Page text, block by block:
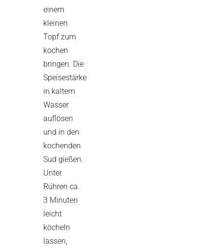
einem
kleinen
Topf zum
kochen
bringen. Die
Speisestärke
in kaltem
Wasser
auflösen
und in den
kochenden
Sud gießen.
Unter
Rühren ca.
3 Minuten
leicht
köcheln
lassen,